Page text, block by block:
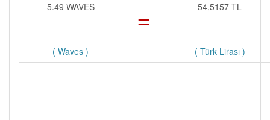
5.49 WAVES
= 54,5157 TL
( Waves ) ( Türk Lirası )